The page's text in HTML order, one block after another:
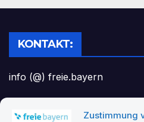
Zustimmung
KONTAKT:
info (@) freie.bayern